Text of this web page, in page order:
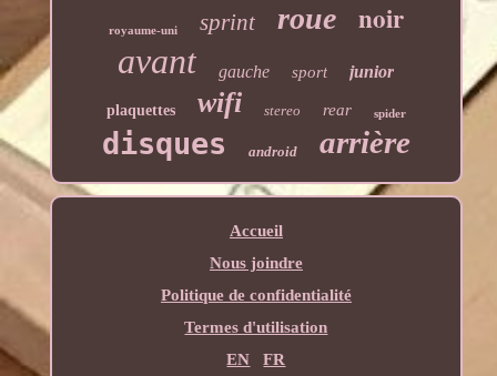
royaume-uni sprint roue noir
avant gauche sport junior
plaquettes wifi stereo rear spider
disques android arrière
Accueil
Nous joindre
Politique de confidentialité
Termes d'utilisation
EN
FR